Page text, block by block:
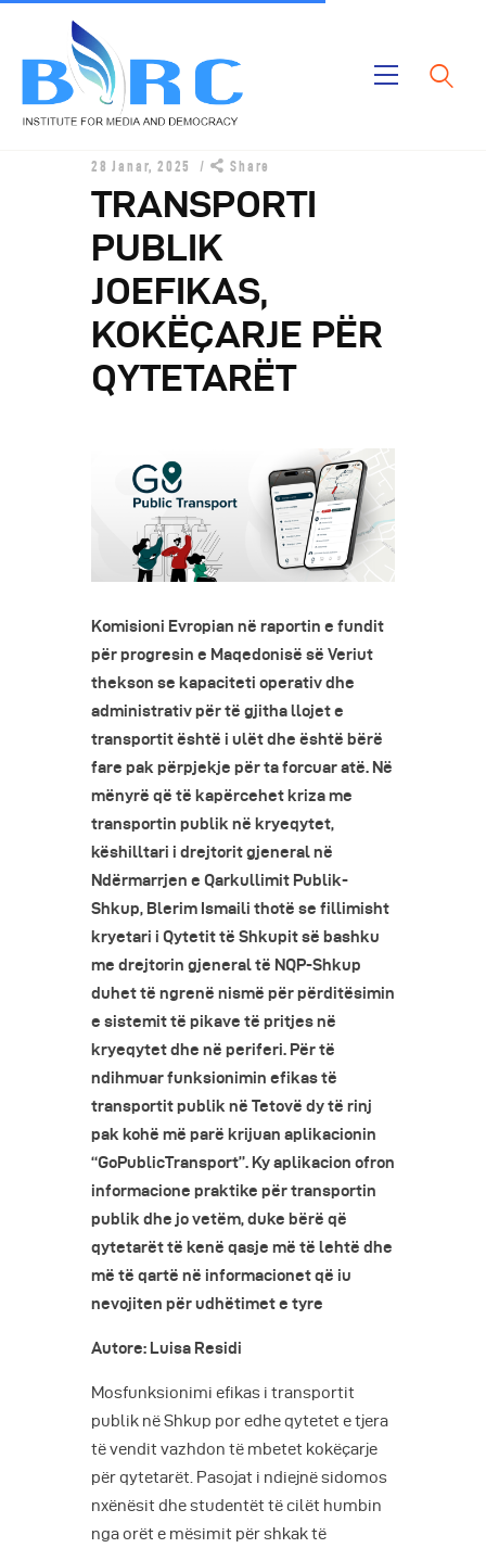
Publikimet
Projektet
Rreth Nesh
28 Janar, 2025 Share
TRANSPORTI
PUBLIK
JOEFIKAS,
KOKËÇARJE PËR
QYTETARËT
Komisioni Evropian në raportin e fundit
për progresin e Maqedonisë së Veriut
thekson se kapaciteti operativ dhe
administrativ për të gjitha llojet e
transportit është i ulët dhe është bërë
fare pak përpjekje për ta forcuar atë. Në
mënyrë që të kapërcehet kriza me
transportin publik në kryeqytet,
këshilltari i drejtorit gjeneral në
Ndërmarrjen e Qarkullimit Publik-
Shkup, Blerim Ismaili thotë se fillimisht
kryetari i Qytetit të Shkupit së bashku
me drejtorin gjeneral të NQP-Shkup
duhet të ngrenë nismë për përditësimin
e sistemit të pikave të pritjes në
kryeqytet dhe në periferi. Për të
ndihmuar funksionimin efikas të
transportit publik në Tetovë dy të rinj
pak kohë më parë krijuan aplikacionin
“GoPublicTransport”. Ky aplikacion ofron
informacione praktike për transportin
publik dhe jo vetëm, duke bërë që
qytetarët të kenë qasje më të lehtë dhe
më të qartë në informacionet që iu
nevojiten për udhëtimet e tyre
Autore: Luisa Residi
Mosfunksionimi efikas i transportit
publik në Shkup por edhe qytetet e tjera
të vendit vazhdon të mbetet kokëçarje
për qytetarët. Pasojat i ndiejnë sidomos
nxënësit dhe studentët të cilët humbin
nga orët e mësimit për shkak të